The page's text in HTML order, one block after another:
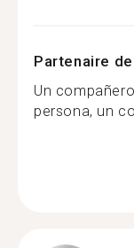
Partenaire
Un
persona, un